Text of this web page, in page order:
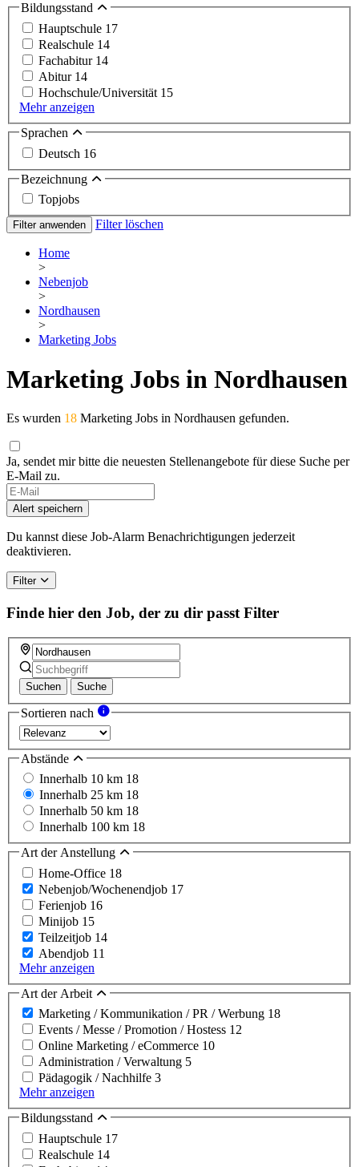
Bildungsstand
Hauptschule 17
Realschule 14
Fachabitur 14
Abitur 14
Hochschule/Universität 15
Mehr anzeigen
Sprachen
Deutsch 16
Bezeichnung
Topjobs
Filter anwenden Filter löschen
Home
>
Nebenjob
>
Nordhausen
>
Marketing Jobs
Marketing Jobs in Nordhausen
Es wurden 18 Marketing Jobs in Nordhausen gefunden.
Ja, sendet mir bitte die neuesten Stellenangebote für diese Suche per
E-Mail zu.
Alert speichern
Du kannst diese Job-Alarm Benachrichtigungen jederzeit
deaktivieren.
Filter
Finde hier den Job, der zu dir passt Filter
Suchen Suche
Sortieren nach
Abstände
Innerhalb 10 km 18
Innerhalb 25 km 18
Innerhalb 50 km 18
Innerhalb 100 km 18
Art der Anstellung
Home-Office 18
Nebenjob/Wochenendjob 17
Ferienjob 16
Minijob 15
Teilzeitjob 14
Abendjob 11
Mehr anzeigen
Art der Arbeit
Marketing / Kommunikation / PR / Werbung 18
Events / Messe / Promotion / Hostess 12
Online Marketing / eCommerce 10
Administration / Verwaltung 5
Pädagogik / Nachhilfe 3
Mehr anzeigen
Bildungsstand
Hauptschule 17
Realschule 14